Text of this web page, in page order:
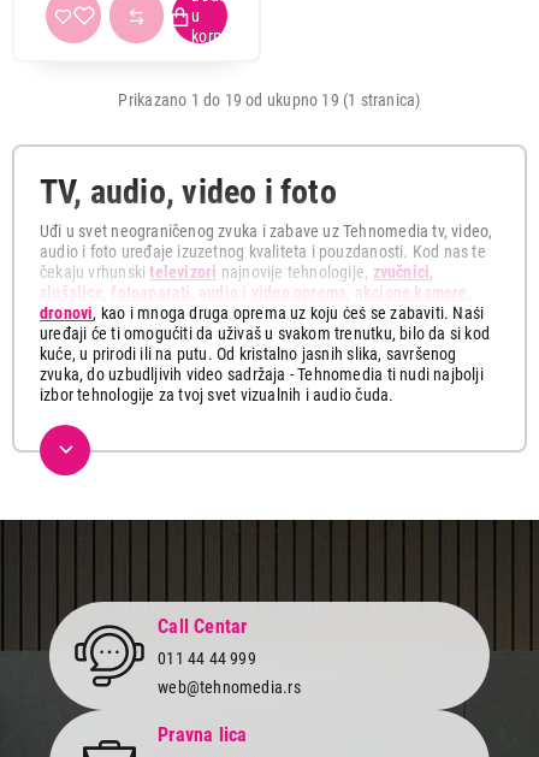
Prikazano 1 do 19 od ukupno 19 (1 stranica)
TV, audio, video i foto
Uđi u svet neograničenog zvuka i zabave uz Tehnomedia tv, video,
audio i foto uređaje izuzetnog kvaliteta i pouzdanosti. Kod nas te
čekaju vrhunskitelevizori najnovije tehnologije, zvučnici,
slušalice ,fotoaparati audio i video oprema akcione kamere
dronovi, kao i mnoga druga oprema uz koju ćeš se zabaviti. Naši
uređaji će ti omogućiti da uživaš u svakom trenutku, bilo da si kod
kuće, u prirodi ili na putu. Od kristalno jasnih slika, savršenog
zvuka, do uzbudljivih video sadržaja - Tehnomedia ti nudi najbolji
izbor tehnologije za tvoj svet vizualnih i audio čuda.
Ovde možeš pronaći najnovije multimedijalne uređaje koji će ti
pružiti uzbudljive trenutke sa tvojim najmilijima. Istraži našu
ponudu koja obuhvata širok spektar vrhunskih televizora sa
vrhunskih zvučnika kao i kvalitetnih fotoaparata za snimanje
Gledaj svoje omiljene filmove, serije i sportske događaje sa
neverovatnim realizmom i osećajem da si deo svake scene.
Ponesi svoj fotoaparat svuda sa sobom i zabeleži svaku
nezaboravnu uspomenu. Snimaj važne događaje, putovanja i
posebne trenutke našim kamerama sa kristalno jasnim detaljima i
profesionalnim efektima.
Call Centar
011 44 44 999
web@tehnomedia.rs
Pravna lica